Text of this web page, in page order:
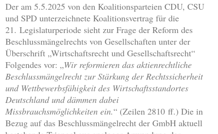
Der am 5.5.2025 von den Koalitionsparteien CDU, CSU
und SPD unterzeichnete Koalitionsvertrag für die
21. Legislaturperiode sieht zur Frage der Reform des
Beschlussmängelrechts von Gesellschaften unter der
Überschrift „Wirtschaftsrecht und Gesellschaftsrecht“
Folgendes vor: „Wir reformieren das aktienrechtliche
Beschlussmängelrecht zur Stärkung der Rechtssicherheit
und Wettbewerbsfähigkeit des Wirtschaftsstandortes
Deutschland und dämmen dabei
Missbrauchsmöglichkeiten ein.“ (Zeilen 2810 ff.) Die in
Bezug auf das Beschlussmängelrecht der GmbH aktuell